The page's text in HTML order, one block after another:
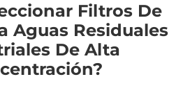
Filtros De
Aguas Residuales
De Alta